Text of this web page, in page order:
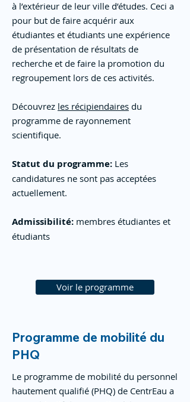
à l’extérieur de leur ville d’études. Ceci a
pour but de faire acquérir aux
étudiantes et étudiants une expérience
de présentation de résultats de
recherche et de faire la promotion du
regroupement lors de ces activités.
Découvrez les récipiendaires du
programme de rayonnement
scientifique.
Statut du programme: Les
candidatures ne sont pas acceptées
actuellement.
Admissibilité: membres étudiantes et
étudiants
Voir le programme
Programme de mobilité du
PHQ
Le programme de mobilité du personnel
hautement qualifié (PHQ) de CentrEau a